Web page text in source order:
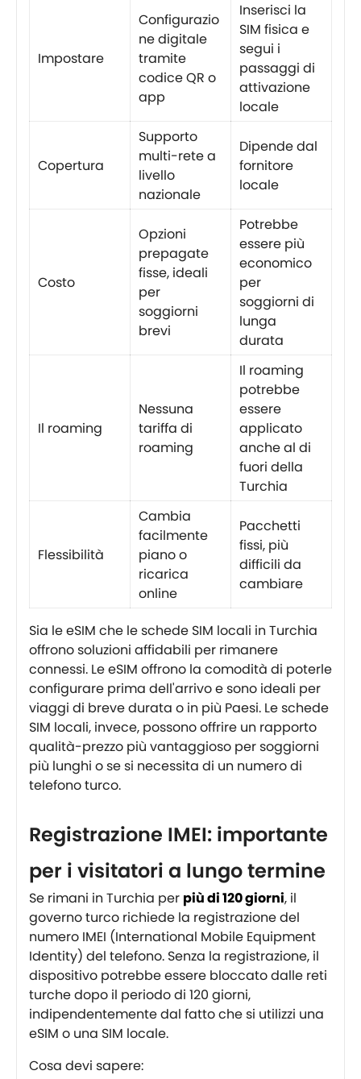
Impostare
Configurazio
ne digitale
tramite
codice QR o
app
Inserisci la
SIM fisica e
segui i
passaggi di
attivazione
locale
Copertura
Supporto
multi-rete a
livello
nazionale
Dipende dal
fornitore
locale
Costo
Opzioni
prepagate
fisse, ideali
per
soggiorni
brevi
Potrebbe
essere più
economico
per
soggiorni di
lunga
durata
Il roaming
Nessuna
tariffa di
roaming
Il roaming
potrebbe
essere
applicato
anche al di
fuori della
Turchia
Flessibilità
Cambia
facilmente
piano o
ricarica
online
Pacchetti
fissi, più
difficili da
cambiare
Sia le eSIM che le schede SIM locali in Turchia
offrono soluzioni affidabili per rimanere
connessi. Le eSIM offrono la comodità di poterle
configurare prima dell'arrivo e sono ideali per
viaggi di breve durata o in più Paesi. Le schede
SIM locali, invece, possono offrire un rapporto
qualità-prezzo più vantaggioso per soggiorni
più lunghi o se si necessita di un numero di
telefono turco.
Registrazione IMEI: importante
per i visitatori a lungo termine
Se rimani in Turchia per più di 120 giorni, il
governo turco richiede la registrazione del
numero IMEI (International Mobile Equipment
Identity) del telefono. Senza la registrazione, il
dispositivo potrebbe essere bloccato dalle reti
turche dopo il periodo di 120 giorni,
indipendentemente dal fatto che si utilizzi una
eSIM o una SIM locale.
Cosa devi sapere: